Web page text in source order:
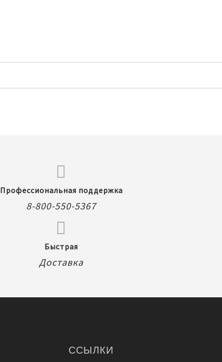
Профессиональная поддержка
8-800-550-5367
Быстрая
Доставка
ССЫЛКИ